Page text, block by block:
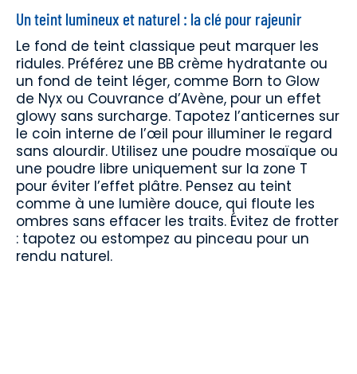
Un teint lumineux et naturel : la clé pour rajeunir
Le fond de teint classique peut marquer les
ridules. Préférez une BB crème hydratante ou
un fond de teint léger, comme Born to Glow
de Nyx ou Couvrance d’Avène, pour un effet
glowy sans surcharge. Tapotez l’anticernes sur
le coin interne de l’œil pour illuminer le regard
sans alourdir. Utilisez une poudre mosaïque ou
une poudre libre uniquement sur la zone T
pour éviter l’effet plâtre. Pensez au teint
comme à une lumière douce, qui floute les
ombres sans effacer les traits. Évitez de frotter
: tapotez ou estompez au pinceau pour un
rendu naturel.